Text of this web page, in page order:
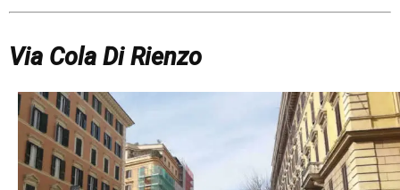
Via Cola Di Rienzo